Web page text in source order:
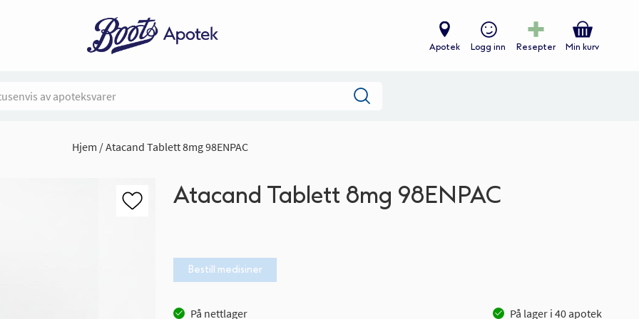
Apotek Logg inn Resepter Min kurv
Hjem Atacand Tablett 8mg 98ENPAC
Atacand Tablett 8mg 98ENPAC
Bestill medisiner
På nettlager På lager i 40apotek